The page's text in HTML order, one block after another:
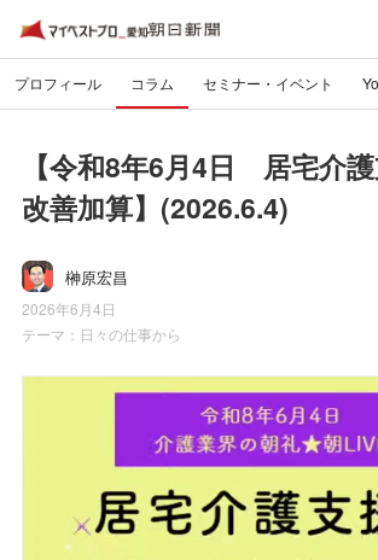
プロフィール コラム セミナー・イベント
【令和8年6月4日 居宅介
改善加算】(2026.6.4)
榊原宏昌
2026年6月4日
テーマ： 日々の仕事から